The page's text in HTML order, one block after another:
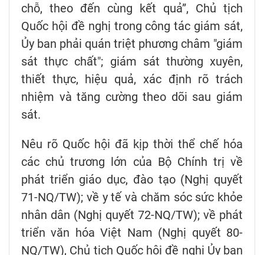
chỗ, theo đến cùng kết quả”, Chủ tịch
Quốc hội đề nghị trong công tác giám sát,
Ủy ban phải quán triệt phương châm "giám
sát thực chất"; giám sát thường xuyên,
thiết thực, hiệu quả, xác định rõ trách
nhiệm và tăng cường theo dõi sau giám
sát.
Nêu rõ Quốc hội đã kịp thời thể chế hóa
các chủ trương lớn của Bộ Chính trị về
phát triển giáo dục, đào tạo (Nghị quyết
71-NQ/TW); về y tế và chăm sóc sức khỏe
nhân dân (Nghị quyết 72-NQ/TW); về phát
triển văn hóa Việt Nam (Nghị quyết 80-
NQ/TW), Chủ tịch Quốc hội đề nghị Ủy ban